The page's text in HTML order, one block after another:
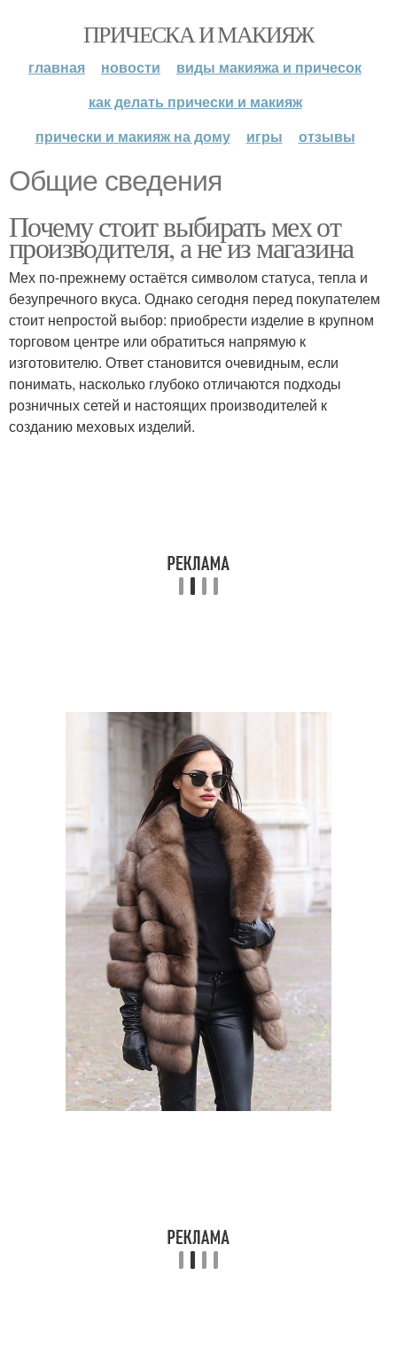
ПРИЧЕСКА И МАКИЯЖ
главная новости
виды макияжа и причесок
как делать прически и макияж
прически и макияж на дому
игры отзывы
Общие сведения
Почему стоит выбирать мех от
производителя, а не из магазина
Мех по-прежнему остаётся символом статуса, тепла и
безупречного вкуса. Однако сегодня перед покупателем
стоит непростой выбор: приобрести изделие в крупном
торговом центре или обратиться напрямую к
изготовителю. Ответ становится очевидным, если
понимать, насколько глубоко отличаются подходы
розничных сетей и настоящих производителей к
созданию меховых изделий.